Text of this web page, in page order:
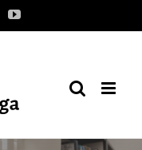
YouTube